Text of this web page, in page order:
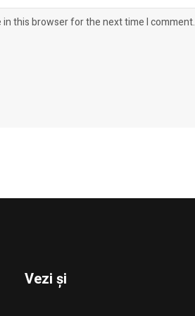
in this browser for the next time I comment.
Vezi și